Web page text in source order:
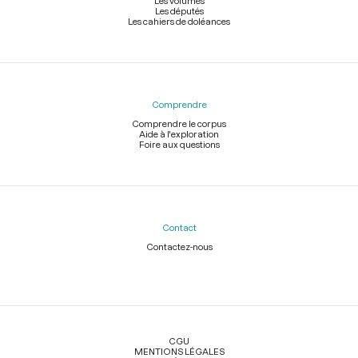
Les députés
Les cahiers de doléances
Comprendre
Comprendre le corpus
Aide à l'exploration
Foire aux questions
Contact
Contactez-nous
Légal
CGU
MENTIONS LÉGALES